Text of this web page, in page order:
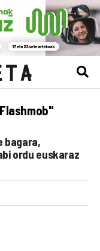
bagara,
ordu euskaraz